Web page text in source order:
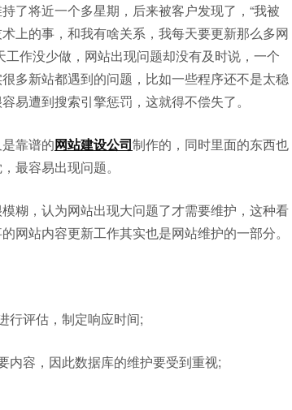
了将近一个多星期，后来被客户发现了，“我被
上的事，和我有啥关系，我每天要更新那么多网
作没少做，网站出现问题却没有及时说，一个
多新站都遇到的问题，比如一些程序还不是太稳
易遭到搜索引擎惩罚，这就得不偿失了。
靠谱的网站建设公司制作的，同时里面的东西也
最容易出现问题。
糊，认为网站出现大问题了才需要维护，这种看
网站内容更新工作其实也是网站维护的一部分。
行评估，制定响应时间;
内容，因此数据库的维护要受到重视;